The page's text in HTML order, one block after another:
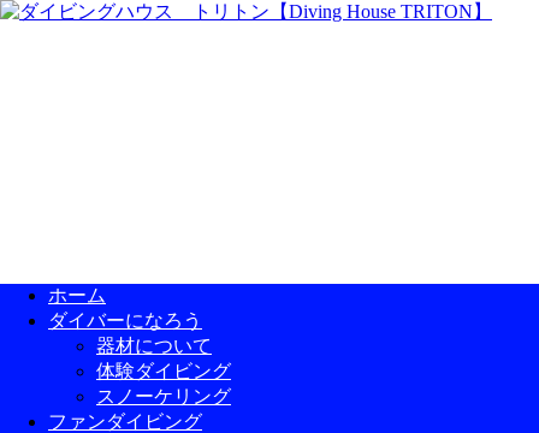
ホーム
ダイバーになろう
器材について
体験ダイビング
スノーケリング
ファンダイビング